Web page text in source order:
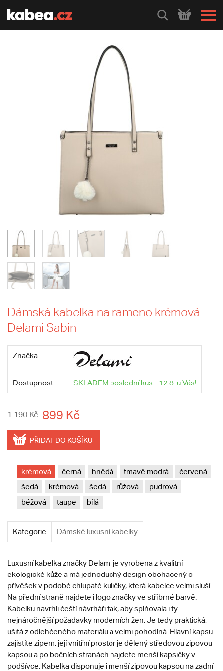
HLEDEJ
Dámská kabelka na rameno krémová -
Delami Sabin
Značka
Dostupnost SKLADEM poslední kus - 12.8. u Vás!
1 190 Kč 899 Kč
PŘIDAT DO KOŠÍKU
krémová černá hnědá tmavě modrá
červená
šedá
krémová šedá růžová
pudrová
béžová
taupe bílá
Kategorie Dámské luxusní kabelky
Luxusní kabelka značky Delami je vyrobena z kvalitní
ekologické kůže a má jednoduchý design obohacený o
přívěšek v podobě chlupaté kuličky, která kabelce velmi sluší.
Na přední straně najdete i logo značky ve stříbrné barvě.
Kabelku navrhli čeští návrháři tak, aby splňovala i ty
nejnáročnější požadavky moderních žen. Je tedy praktická,
ušitá z odlehčeného materiálu a velmi pohodlná. Hlavní kapsu
zajistíte zipem, její vnitřní prostor je dělený středovou zipovou
kapsou a po bočních stranách najdete menší kapsičky v
podšívce. Kabelka disponuje i menší zipovou kapsou na zadní